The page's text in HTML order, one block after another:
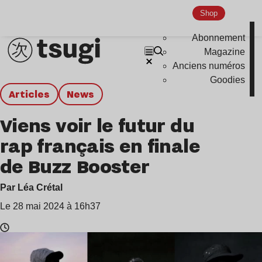
Shop
Abonnement
Magazine
Anciens numéros
Goodies
Articles news
Viens voir le futur du
rap français en finale
de Buzz Booster
Par Léa Crétal
Le 28 mai 2024 à 16h37